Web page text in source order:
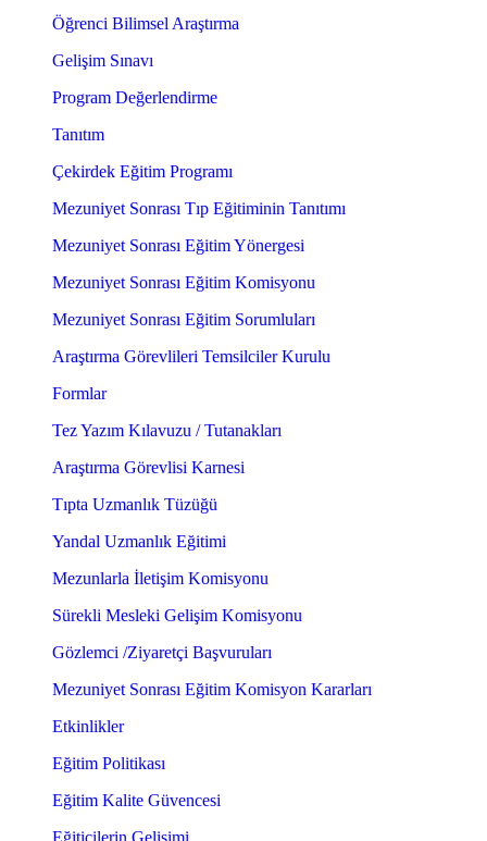
Öğrenci Bilimsel Araştırma
Gelişim Sınavı
Program Değerlendirme
Tanıtım
Çekirdek Eğitim Programı
Mezuniyet Sonrası Tıp Eğitiminin Tanıtımı
Mezuniyet Sonrası Eğitim Yönergesi
Mezuniyet Sonrası Eğitim Komisyonu
Mezuniyet Sonrası Eğitim Sorumluları
Araştırma Görevlileri Temsilciler Kurulu
Formlar
Tez Yazım Kılavuzu / Tutanakları
Araştırma Görevlisi Karnesi
Tıpta Uzmanlık Tüzüğü
Yandal Uzmanlık Eğitimi
Mezunlarla İletişim Komisyonu
Sürekli Mesleki Gelişim Komisyonu
Gözlemci /Ziyaretçi Başvuruları
Mezuniyet Sonrası Eğitim Komisyon Kararları
Etkinlikler
Eğitim Politikası
Eğitim Kalite Güvencesi